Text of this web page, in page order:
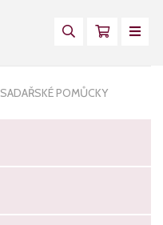
SADAŘSKÉ POMŮCKY